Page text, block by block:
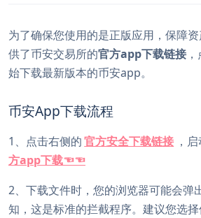
为了确保您使用的是正版应用，保障
供了币安交易所的官方app下载链接
始下载最新版本的币安app。
币安App下载流程
1、点击右侧的官方安全下载链接 ，
方app下载☜☜
2、下载文件时，您的浏览器可能会弹
知，这是标准的拦截程序。建议您选